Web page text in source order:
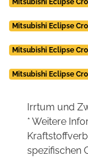
Mitsubishi Eclipse
Mitsubishi Eclipse
Mitsubishi Eclipse
Mitsubishi Eclipse
Irrtum und
* Weitere
spezifischen